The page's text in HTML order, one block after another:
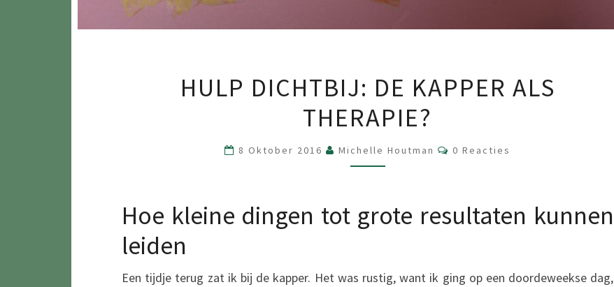
DICHTBIJ:
DE
KAPPER
ALS
HULP DICHTBIJ: DE KAPPER ALS
THERAPIE?
8 Oktober 2016 Michelle Houtman Reacties
0 Reacties
Hoe kleine dingen tot grote resultaten kunnen
leiden
Een tijdje terug zat ik bij de kapper. Het was rustig, want ik ging op een doordeweekse dag,